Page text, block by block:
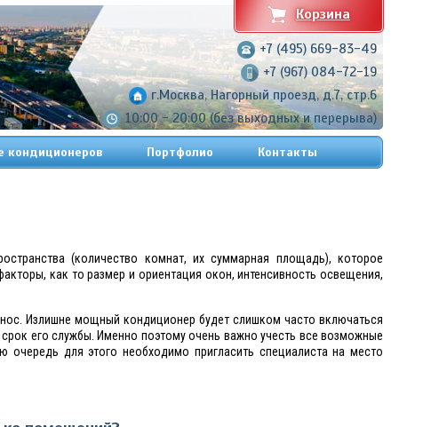
+7 (495) 669-83-49
+7 (967) 084-72-19
г.Москва, Нагорный проезд, д.7, стр.6
10:00 - 20:00 (без выходных и перерыва)
Корзина
кондиционеров Портфолио Контакты
(количество комнат, их суммарная площадь), которое
как то размер и ориентация окон, интенсивность освещения,
Излишне мощный кондиционер будет слишком часто включаться
его службы. Именно поэтому очень важно учесть все возможные
для этого необходимо пригласить специалиста на место